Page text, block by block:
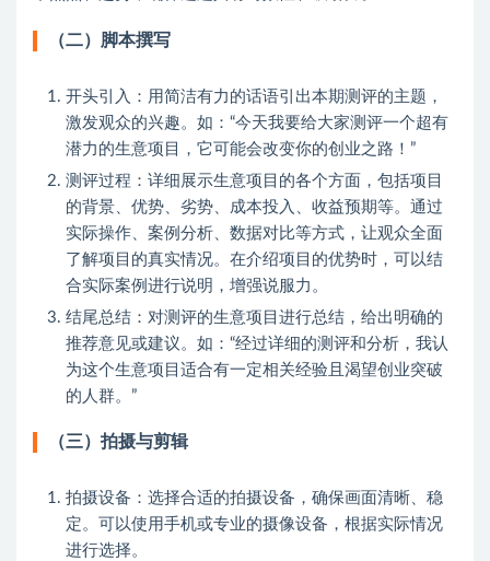
（二）脚本撰写
开头引入：用简洁有力的话语引出本期测评的主题，
激发观众的兴趣。如：“今天我要给大家测评一个超有
潜力的生意项目，它可能会改变你的创业之路！”
测评过程：详细展示生意项目的各个方面，包括项目
的背景、优势、劣势、成本投入、收益预期等。通过
实际操作、案例分析、数据对比等方式，让观众全面
了解项目的真实情况。在介绍项目的优势时，可以结
合实际案例进行说明，增强说服力。
结尾总结：对测评的生意项目进行总结，给出明确的
推荐意见或建议。如：“经过详细的测评和分析，我认
为这个生意项目适合有一定相关经验且渴望创业突破
的人群。”
（三）拍摄与剪辑
拍摄设备：选择合适的拍摄设备，确保画面清晰、稳
定。可以使用手机或专业的摄像设备，根据实际情况
进行选择。